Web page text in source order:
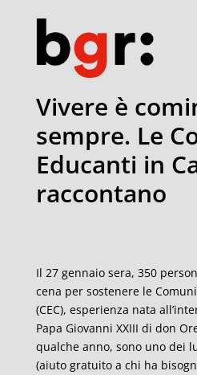
Vivere è
sempre. Le
Educanti in
raccontano
Il 27 gennaio sera, 350
cena per sostenere le
(CEC), esperienza nata
Papa Giovanni XXIII di don
qualche anno, sono uno dei
(aiuto gratuito a chi ha